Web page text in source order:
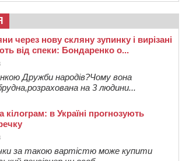
через нову скляну зупинку і вирізані
від спеки: Бондаренко о...
Дружби народів?Чому вона
на 3 людини...
кілограм: в Україні прогнозують
за такою вартістю може купити